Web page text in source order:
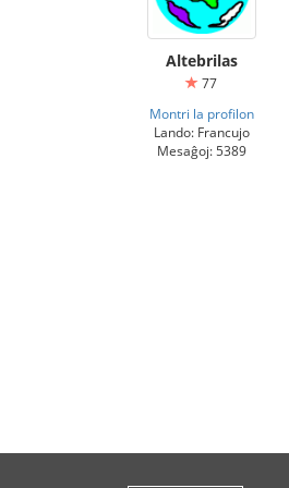
Altebrilas
77
Montri la profilon
Lando: Francujo
Mesaĝoj: 5389